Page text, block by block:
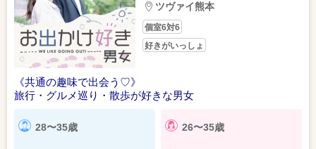
ツヴァイ熊本
個室6対6
好きがいっしょ
《共通の趣味で出会う♡》
旅行・グルメ巡り・散歩が好きな男女
28〜35歳 26〜35歳